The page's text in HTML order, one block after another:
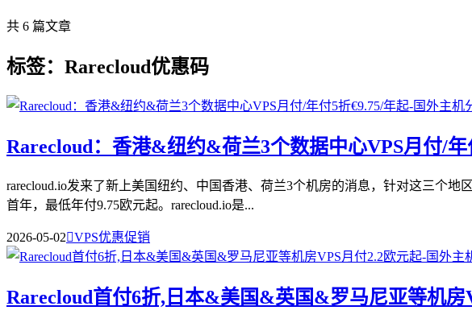
共 6 篇文章
标签：Rarecloud优惠码
Rarecloud：香港&纽约&荷兰3个数据中心VPS月付/年
rarecloud.io发来了新上美国纽约、中国香港、荷兰3个机房的消息，针对这三个
首年，最低年付9.75欧元起。rarecloud.io是...
2026-05-02VPS优惠促销
Rarecloud首付6折,日本&美国&英国&罗马尼亚等机房